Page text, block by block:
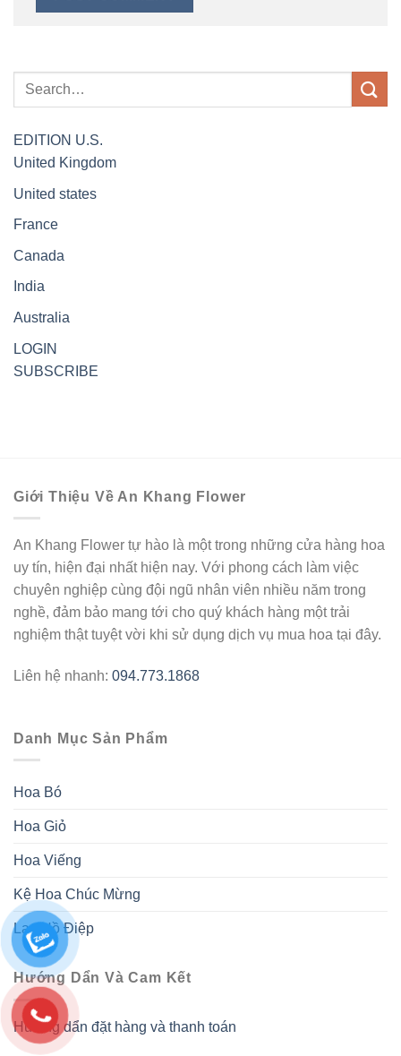
EDITION U.S.
United Kingdom
United states
France
Canada
India
Australia
LOGIN
SUBSCRIBE
Giới Thiệu Về An Khang Flower
An Khang Flower tự hào là một trong những cửa hàng hoa
uy tín, hiện đại nhất hiện nay. Với phong cách làm việc
chuyên nghiệp cùng đội ngũ nhân viên nhiều năm trong
nghề, đảm bảo mang tới cho quý khách hàng một trải
nghiệm thật tuyệt vời khi sử dụng dịch vụ mua hoa tại đây.
Liên hệ nhanh: 094.773.1868
Danh Mục Sản Phẩm
Hoa Bó
Hoa Giỏ
Hoa Viếng
Kệ Hoa Chúc Mừng
Lan Hồ Điệp
Hướng Dẩn Và Cam Kết
Hướng dẩn đặt hàng và thanh toán